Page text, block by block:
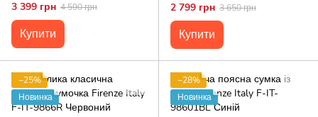
Бежевий
3 399 грн 4 590 грн
Купити
58333C Коричневий
2 799 грн 3 650 грн
Купити
−25%
Новинка
−28%
Новинка